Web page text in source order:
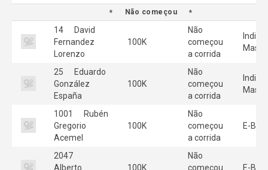
Não começou
14
David
Fernandez
Lorenzo
100K
Não
começou
a corrida
25
Eduardo
González
España
100K
Não
começou
a corrida
1001
Rubén
Gregorio
Acemel
100K
Não
começou
a corrida
E-Bike
2047
Alberto
100K
Não
começou
E-Bike